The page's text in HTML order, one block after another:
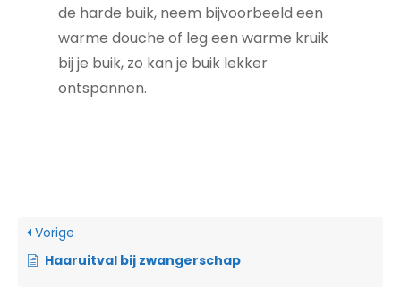
de harde buik, neem bijvoorbeeld een
warme douche of leg een warme kruik
bij je buik, zo kan je buik lekker
ontspannen.
Vorige
Haaruitval bij zwangerschap